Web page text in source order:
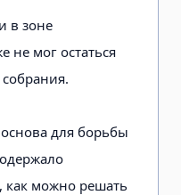
в зоне
не мог остаться
для борьбы
как можно решать